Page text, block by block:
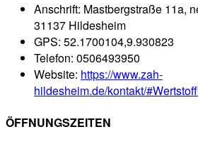
Anschrift: Mastbergstraße 11a,
31137 Hildesheim
GPS: 52.1700104,9.930823
Telefon: 0506493950
Website: https://www.zah-
hildesheim.de/kontakt/
ÖFFNUNGSZEITEN